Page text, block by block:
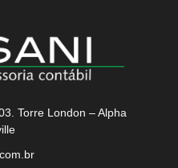
Torre London – Alpha